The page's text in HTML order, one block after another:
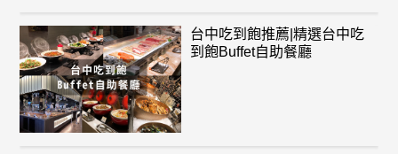
台中吃到飽推薦|精選台中吃
到飽Buffet自助餐廳